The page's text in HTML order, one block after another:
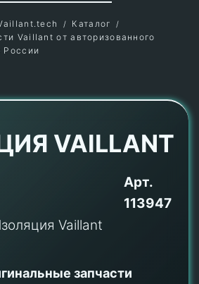
Каталог
Vaillant от авторизованного
России
VAILLANT
Арт.
113947
запчасти